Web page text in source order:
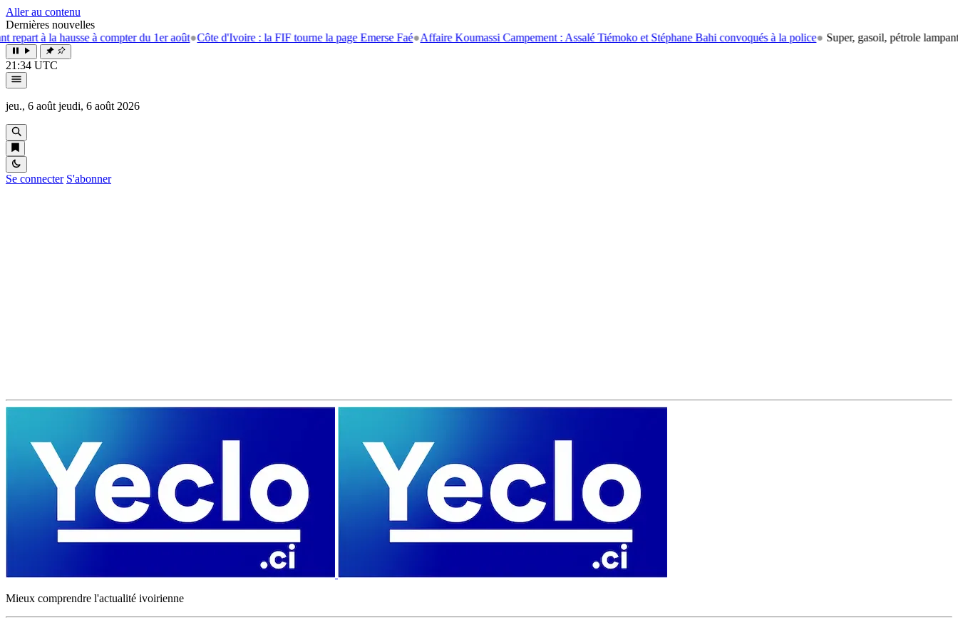
Aller au contenu
Dernières nouvelles
hausse à compter du 1er août●Côte d'Ivoire : la FIF tourne la page Emerse Faé●Affaire Koumassi Campement : Assalé Tiémoko et Stéphane Bahi convoqués à la police● Super, gasoil, pétrole lampant: le
21:34 UTC
jeu., 6 août jeudi, 6 août 2026
Se connecter S'abonner
Mieux comprendre l'actualité ivoirienne